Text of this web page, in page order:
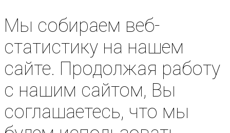
Мы собираем веб-
статистику на нашем
сайте. Продолжая работу
с нашим сайтом, Вы
соглашаетесь, что мы